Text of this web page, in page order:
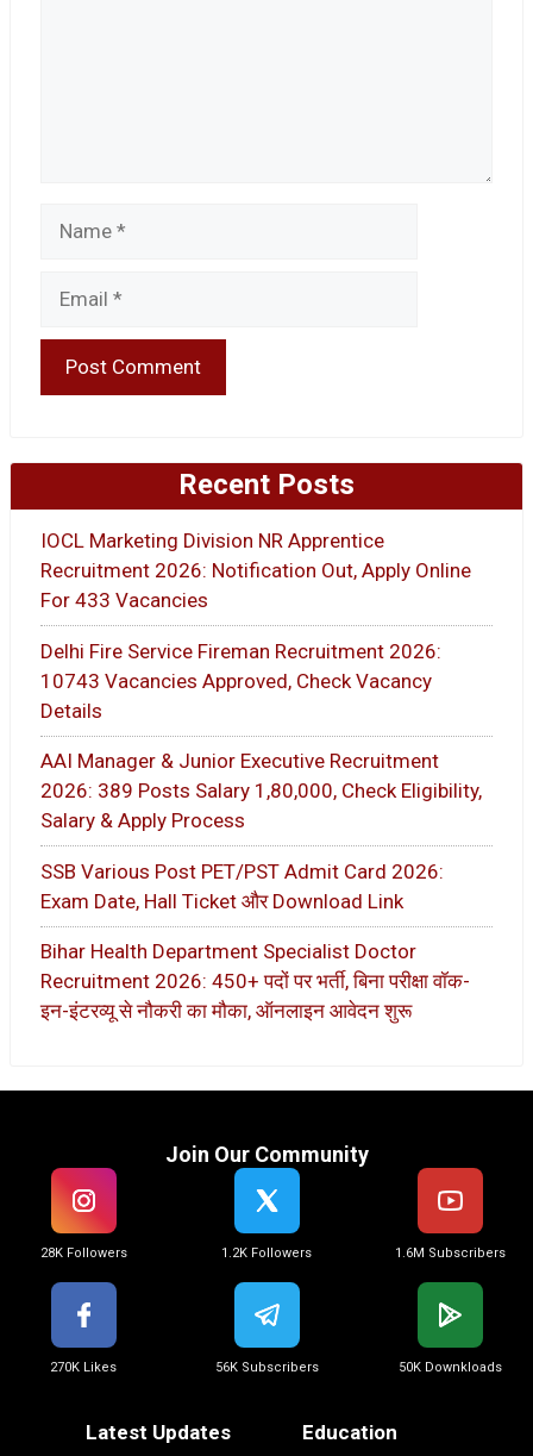
Recent Posts
IOCL Marketing Division NR Apprentice
Recruitment 2026: Notification Out, Apply Online
For 433 Vacancies
Delhi Fire Service Fireman Recruitment 2026:
10743 Vacancies Approved, Check Vacancy
Details
AAI Manager & Junior Executive Recruitment
2026: 389 Posts Salary 1,80,000, Check Eligibility,
Salary & Apply Process
SSB Various Post PET/PST Admit Card 2026:
Exam Date, Hall Ticket और Download Link
Bihar Health Department Specialist Doctor
Recruitment 2026: 450+ पदों पर भर्ती, बिना परीक्षा वॉक-
इन-इंटरव्यू से नौकरी का मौका, ऑनलाइन आवेदन शुरू
Join Our Community
28K Followers 1.2K Followers 1.6M Subscribers
270K Likes 56K Subscribers 50K Downkloads
Latest Updates Education